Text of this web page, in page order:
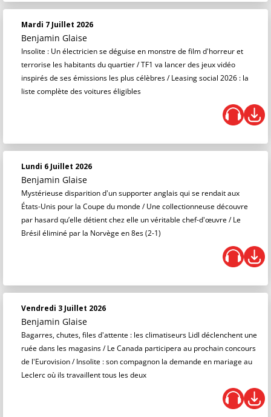
Mardi 7 Juillet 2026
Benjamin Glaise
Insolite : Un électricien se déguise en monstre de film d'horreur et
terrorise les habitants du quartier / TF1 va lancer des jeux vidéo
inspirés de ses émissions les plus célèbres / Leasing social 2026 : la
liste complète des voitures éligibles
Lundi 6 Juillet 2026
Benjamin Glaise
Mystérieuse disparition d'un supporter anglais qui se rendait aux
États-Unis pour la Coupe du monde / Une collectionneuse découvre
par hasard qu’elle détient chez elle un véritable chef-d'œuvre / Le
Brésil éliminé par la Norvège en 8es (2-1)
Vendredi 3 Juillet 2026
Benjamin Glaise
Bagarres, chutes, files d'attente : les climatiseurs Lidl déclenchent une
ruée dans les magasins / Le Canada participera au prochain concours
de l'Eurovision / Insolite : son compagnon la demande en mariage au
Leclerc où ils travaillent tous les deux